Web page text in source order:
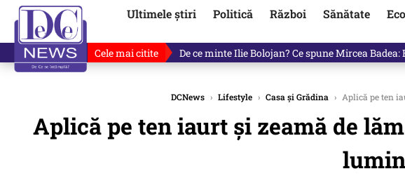
Ultimele știri Politică Război Sănătate
Cele mai citite De ce minte Ilie Bolojan? Ce spune Mircea
DCNews › Lifestyle › Casa și Grădina › Aplică pe ten
Aplică pe ten iaurt și zeamă de